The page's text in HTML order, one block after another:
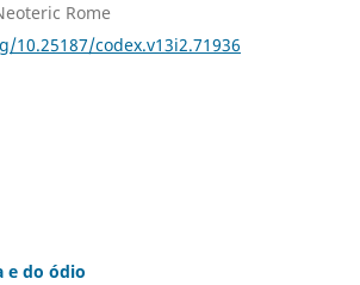
Rome
10.25187/codex.v13i2.71936
e do ódio